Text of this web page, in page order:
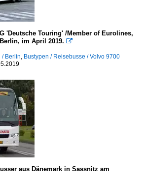
'Deutsche Touring' /Member of Eurolines,
im April 2019. 
/ Berlin, Bustypen / Reisebusse / Volvo 9700
aus Dänemark in Sassnitz am